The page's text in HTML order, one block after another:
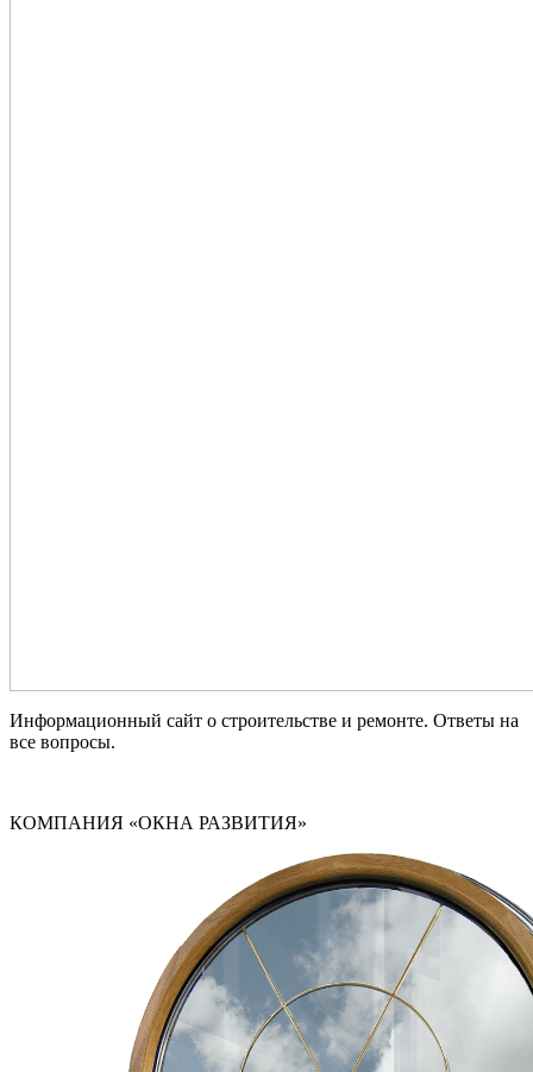
Информационный сайт о строительстве и ремонте. Ответы на
все вопросы.
КОМПАНИЯ «ОКНА РАЗВИТИЯ»